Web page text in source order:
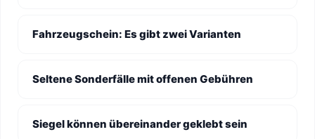
Fahrzeugschein: Es gibt zwei Varianten
Seltene Sonderfälle mit offenen Gebühren
Siegel können übereinander geklebt sein